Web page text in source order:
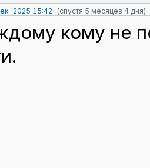
2025 15:42 (спустя 5 месяцев 4 дня)
кому не